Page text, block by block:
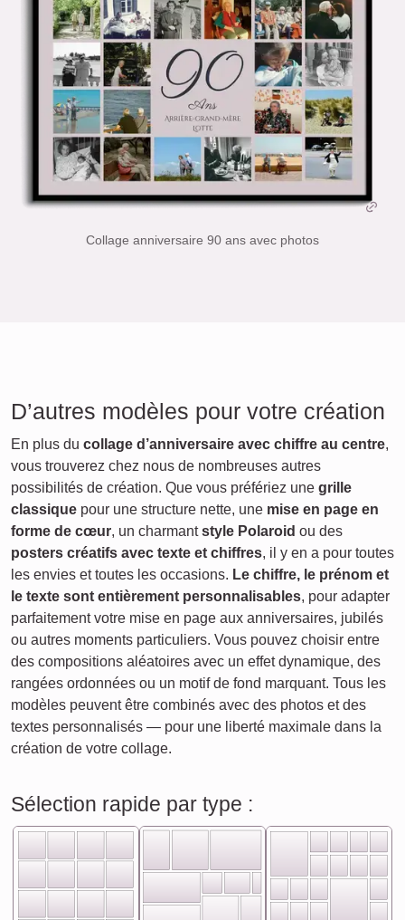
Collage anniversaire 90 ans avec photos
D’autres modèles pour votre création
En plus du collage d’anniversaire avec chiffre au centre,
vous trouverez chez nous de nombreuses autres
possibilités de création. Que vous préfériez une grille
classique pour une structure nette, une mise en page en
forme de cœur, un charmantstyle Polaroid ou des
posters créatifs avec texte et chiffres, il y en a pour toutes
les envies et toutes les occasions. Le chiffre, le prénom et
le texte sont entièrement personnalisables, pour adapter
parfaitement votre mise en page aux anniversaires, jubilés
ou autres moments particuliers. Vous pouvez choisir entre
des compositions aléatoires avec un effet dynamique, des
rangées ordonnées ou un motif de fond marquant. Tous les
modèles peuvent être combinés avec des photos et des
textes personnalisés — pour une liberté maximale dans la
création de votre collage.
Sélection rapide par type :